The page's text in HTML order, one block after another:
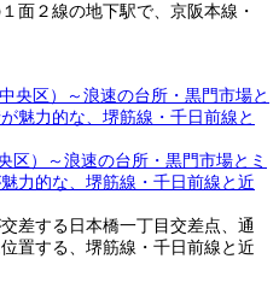
面２線の地下駅で、京阪本線・
区）～浪速の台所・黒門市場とミ
力的な、堺筋線・千日前線と近
差する日本橋一丁目交差点、通
置する、堺筋線・千日前線と近